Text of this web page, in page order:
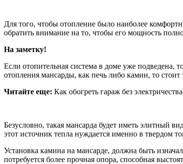
Для того, чтобы отопление было наиболее
обратить внимание на то, чтобы его мощность
На заметку!
Если отопительная система в доме уже подведена,
отопления мансарды, как печь либо камин, то
Читайте еще: Как обогреть гараж без
Безусловно, такая мансарда будет иметь элитный
этот источник тепла нуждается именно в твердом
Установка камина на мансарде, должна быть
потребуется более прочная опора, способная